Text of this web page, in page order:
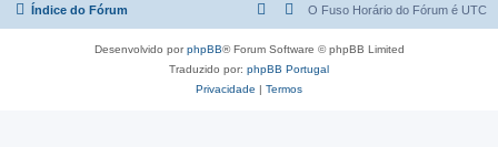
r
Índice do Fórum O Fuso Horário do Fórum é UTC
Desenvolvido porphpBB® Forum Software © phpBB Limited
Traduzido por: phpBB Portugal
Privacidade | Termos